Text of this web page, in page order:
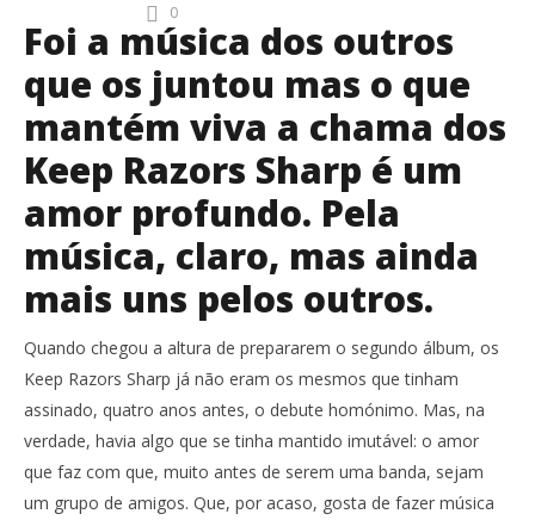
0
NOW VIEWING
Keep Razors Sharp: “Temos mais caminhos e mais
ideias”.
25
Abril,
2019
Ana
Ventura
Foi a música dos outros
que os juntou mas o que
mantém viva a chama dos
Keep Razors Sharp é um
amor profundo. Pela
música, claro, mas ainda
mais uns pelos outros.
Quando chegou a altura de prepararem o segundo álbum, os
Keep Razors Sharp já não eram os mesmos que tinham
assinado, quatro anos antes, o debute homónimo. Mas, na
verdade, havia algo que se tinha mantido imutável: o amor
que faz com que, muito antes de serem uma banda, sejam
um grupo de amigos. Que, por acaso, gosta de fazer música